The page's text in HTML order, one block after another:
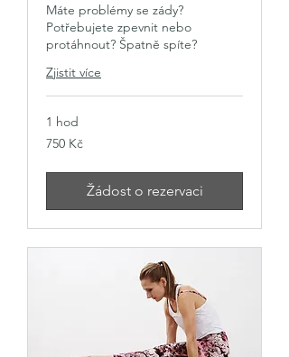
Máte problémy se zády?
Potřebujete zpevnit nebo
protáhnout? Špatně spíte?
Zjistit více
1 hod
750
českých
750 Kč
Žádost o rezervaci